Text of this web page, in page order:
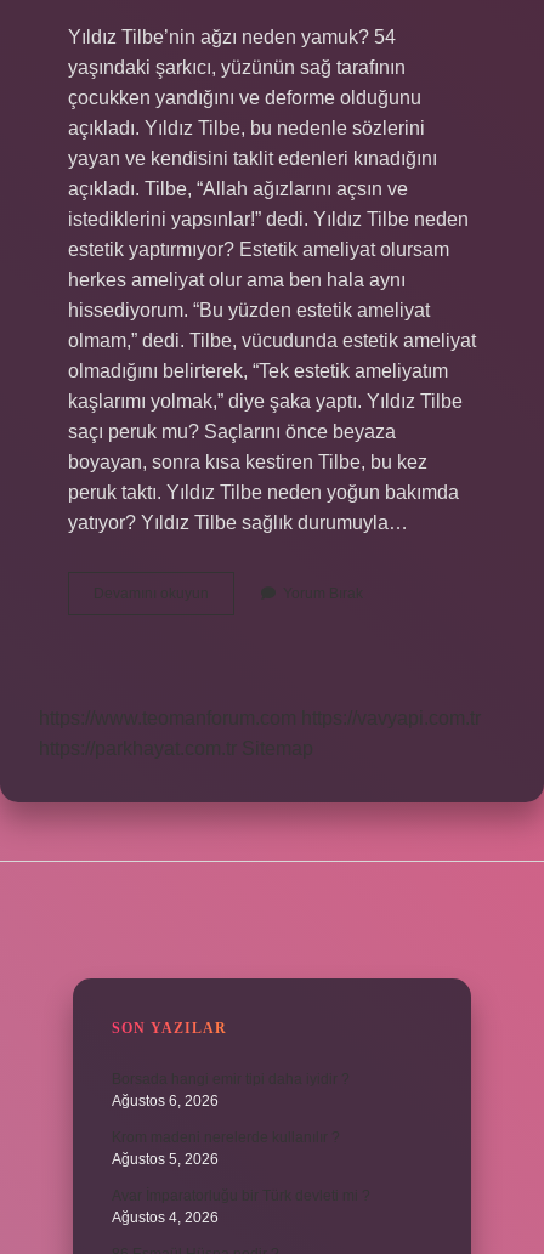
Yıldız Tilbe’nin ağzı neden yamuk? 54
yaşındaki şarkıcı, yüzünün sağ tarafının
çocukken yandığını ve deforme olduğunu
açıkladı. Yıldız Tilbe, bu nedenle sözlerini
yayan ve kendisini taklit edenleri kınadığını
açıkladı. Tilbe, “Allah ağızlarını açsın ve
istediklerini yapsınlar!” dedi. Yıldız Tilbe neden
estetik yaptırmıyor? Estetik ameliyat olursam
herkes ameliyat olur ama ben hala aynı
hissediyorum. “Bu yüzden estetik ameliyat
olmam,” dedi. Tilbe, vücudunda estetik ameliyat
olmadığını belirterek, “Tek estetik ameliyatım
kaşlarımı yolmak,” diye şaka yaptı. Yıldız Tilbe
saçı peruk mu? Saçlarını önce beyaza
boyayan, sonra kısa kestiren Tilbe, bu kez
peruk taktı. Yıldız Tilbe neden yoğun bakımda
yatıyor? Yıldız Tilbe sağlık durumuyla…
Devamını okuyun
Tilbe
Yorum Bırak
https://www.teomanforum.com
https://vavyapi.com.tr
https://parkhayat.com.tr
Sitemap
SON YAZILAR
Ağustos 6, 2026
Ağustos 5, 2026
Ağustos 4, 2026